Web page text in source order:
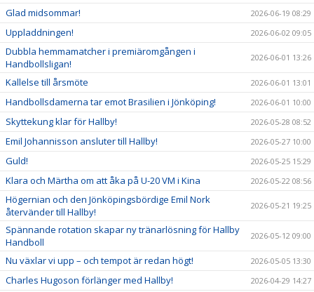
Glad midsommar! 2026-06-19 08:29
Uppladdningen! 2026-06-02 09:05
Dubbla hemmamatcher i premiäromgången i
Handbollsligan!
2026-06-01 13:26
Kallelse till årsmöte 2026-06-01 13:01
Handbollsdamerna tar emot Brasilien i Jönköping! 2026-06-01 10:00
Skyttekung klar för Hallby! 2026-05-28 08:52
Emil Johannisson ansluter till Hallby! 2026-05-27 10:00
Guld! 2026-05-25 15:29
Klara och Märtha om att åka på U-20 VM i Kina 2026-05-22 08:56
Högernian och den Jönköpingsbördige Emil Nork
återvänder till Hallby!
2026-05-21 19:25
Spännande rotation skapar ny tränarlösning för Hallby
Handboll
2026-05-12 09:00
Nu växlar vi upp – och tempot är redan högt! 2026-05-05 13:30
Charles Hugoson förlänger med Hallby! 2026-04-29 14:27